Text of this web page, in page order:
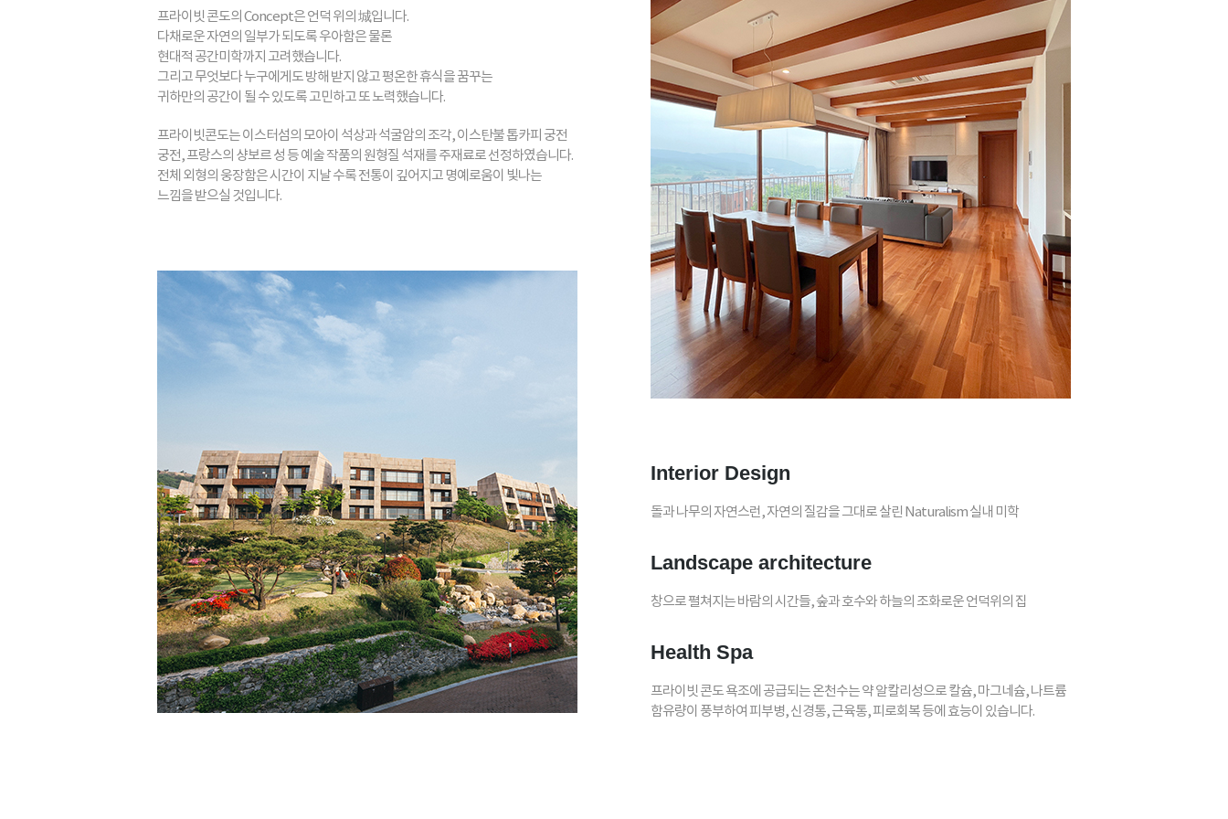
프라이빗 콘도의 Concept은 언덕 위의 城입니다.
다채로운 자연의 일부가 되도록 우아함은 물론
현대적 공간미학까지 고려했습니다.
그리고 무엇보다 누구에게도 방해 받지 않고 평온한 휴식을 꿈꾸는
귀하만의 공간이 될 수 있도록 고민하고 또 노력했습니다.
프라이빗콘도는 이스터섬의 모아이 석상과 석굴암의 조각, 이스탄불 톱카피 궁전
궁전, 프랑스의 샹보르 성 등 예술 작품의 원형질 석재를 주재료로 선정하였습니다.
전체 외형의 웅장함은 시간이 지날 수록 전통이 깊어지고 명예로움이 빛나는
느낌을 받으실 것입니다.
Interior Design
돌과 나무의 자연스런, 자연의 질감을 그대로 살린 Naturalism 실내 미학
Landscape architecture
창으로 펼쳐지는 바람의 시간들, 숲과 호수와 하늘의 조화로운 언덕위의 집
Health Spa
프라이빗 콘도 욕조에 공급되는 온천수는 약 알칼리성으로 칼슘, 마그네슘, 나트륨
함유량이 풍부하여 피부병, 신경통, 근육통, 피로회복 등에 효능이 있습니다.